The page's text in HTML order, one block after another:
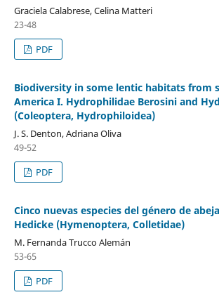
Graciela Calabrese, Celina Matteri
23-48
PDF
Biodiversity in some lentic habitats from
America I. Hydrophilidae Berosini and
(Coleoptera, Hydrophiloidea)
J. S. Denton, Adriana Oliva
49-52
PDF
Cinco nuevas especies del género de
Hedicke (Hymenoptera, Colletidae)
M. Fernanda Trucco Alemán
53-65
PDF